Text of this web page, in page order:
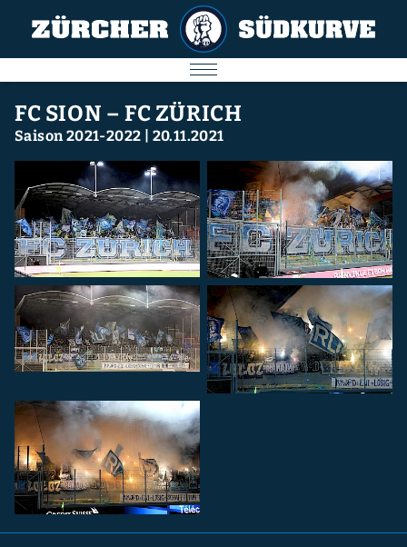
AKTUELL
SPIELE
SÜDKURVE
FC ZÜRICH
IMPRESSUM
Nächstes Spiel
09.08.2026
FC Lugano
FC SION – FC ZÜRICH
Saison 2021-2022 20.11.2021